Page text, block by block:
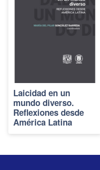
Laicidad en un
mundo diverso.
Reflexiones desde
América Latina